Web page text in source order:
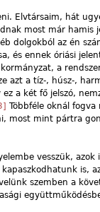
Elvtársaim, hát
most már
dolgokból az én
és ennek óriási
a
azt a tíz-, húsz-,
a két fő jelszó,
Többféle oknál
most mint pártra
vesszük,
is,
szemben a